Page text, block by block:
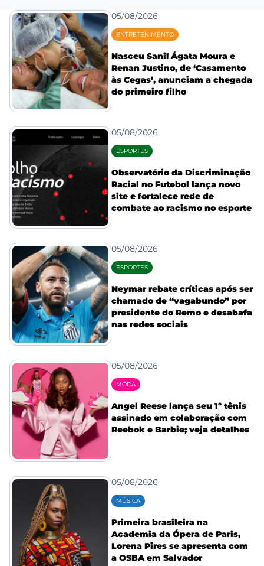
05/08/2026
ENTRETENIMENTO
Nasceu Sani! Ágata Moura e
Renan Justino, de ‘Casamento
às Cegas’, anunciam a chegada
do primeiro filho
05/08/2026
ESPORTES
Observatório da Discriminação
Racial no Futebol lança novo
site e fortalece rede de
combate ao racismo no esporte
05/08/2026
ESPORTES
Neymar rebate críticas após ser
chamado de “vagabundo” por
presidente do Remo e desabafa
nas redes sociais
05/08/2026
MODA
Angel Reese lança seu 1º tênis
assinado em colaboração com
Reebok e Barbie; veja detalhes
05/08/2026
MÚSICA
Primeira brasileira na
Academia da Ópera de Paris,
Lorena Pires se apresenta com
a OSBA em Salvador